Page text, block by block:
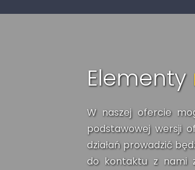
Elementy
W naszej ofercie
podstawowej wersji
działań prowadzić
do kontaktu z nami